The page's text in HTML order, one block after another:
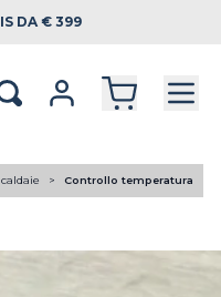
DA € 399
caldaie Controllo temperatura